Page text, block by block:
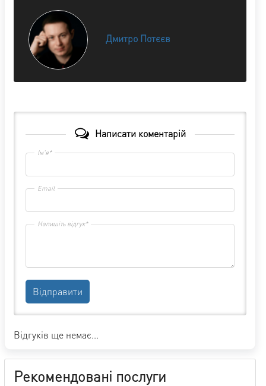
Дмитро Потєєв
Відгуків ще немає...
Написати коментарій
Ім'я*
Email
Напишіть відгук*
Відправити
Рекомендовані послуги